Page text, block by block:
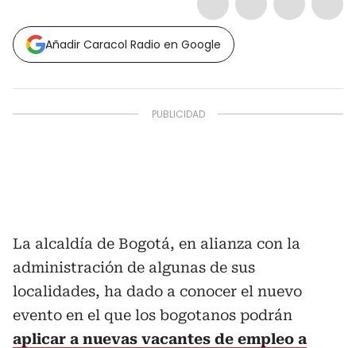
Añadir Caracol Radio en Google
La alcaldía de Bogotá, en alianza con la
administración de algunas de sus
localidades, ha dado a conocer el nuevo
evento en el que los bogotanos podrán
aplicar a nuevas vacantes de empleo a